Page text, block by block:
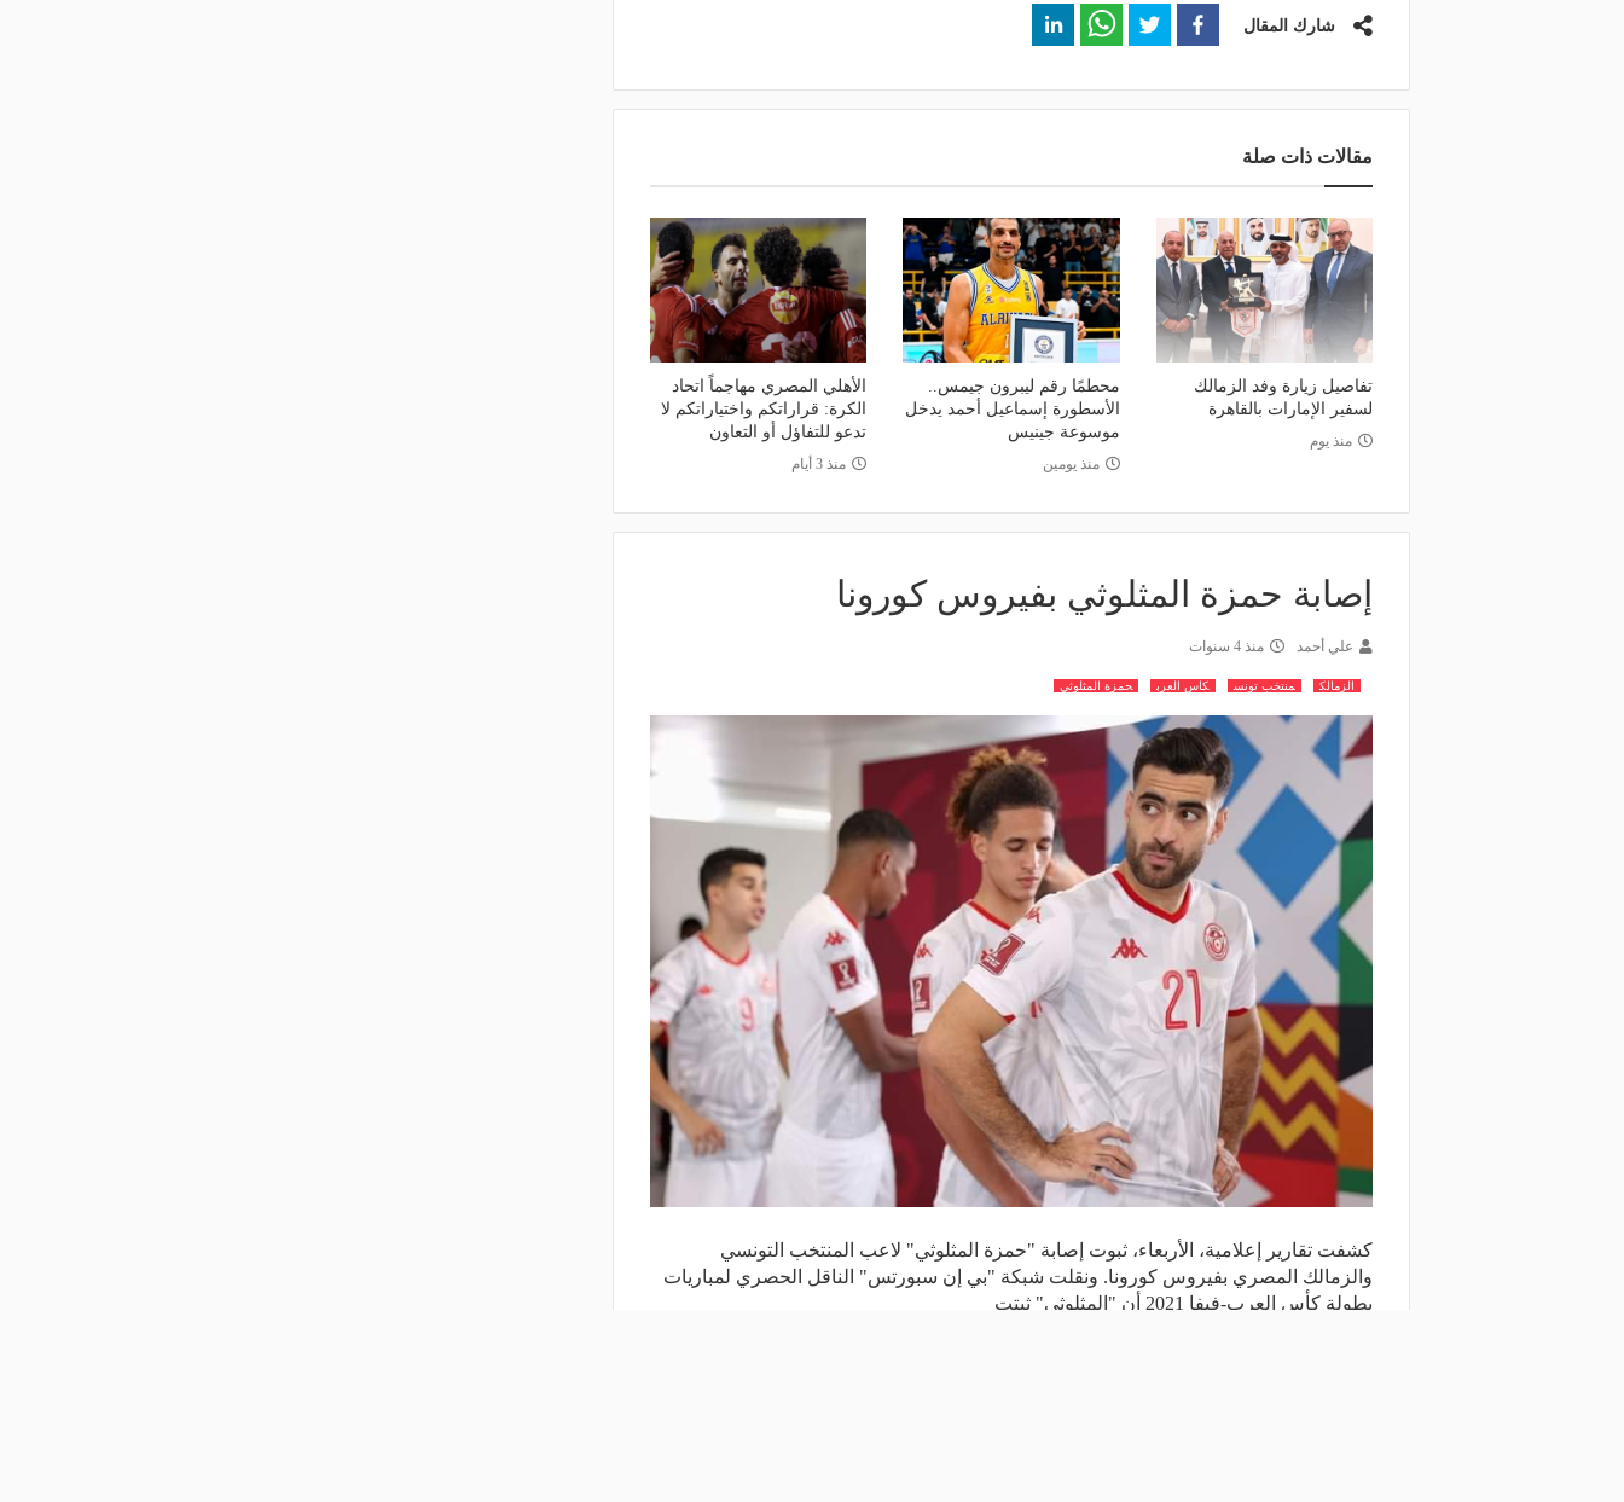
شارك المقال
مقالات ذات صلة
تفاصيل زيارة وفد الزمالك
لسفير الإمارات بالقاهرة
منذ يوم
محطمًا رقم ليبرون جيمس..
الأسطورة إسماعيل أحمد يدخل
موسوعة جينيس
منذ يومين
الأهلي المصري مهاجماً اتحاد
الكرة: قراراتكم واختياراتكم لا
تدعو للتفاؤل أو التعاون
منذ 3 أيام
إصابة حمزة المثلوثي بفيروس كورونا
علي أحمد منذ 4 سنوات
الزمالك منتخب تونس كاس العرب حمزة المثلوثي
كشفت تقارير إعلامية، الأربعاء، ثبوت إصابة "حمزة المثلوثي" لاعب المنتخب التونسي
والزمالك المصري بفيروس كورونا. ونقلت شبكة "بي إن سبورتس" الناقل الحصري لمباريات
بطولة كأس العرب-فيفا 2021 أن "المثلوثي" ثبتت